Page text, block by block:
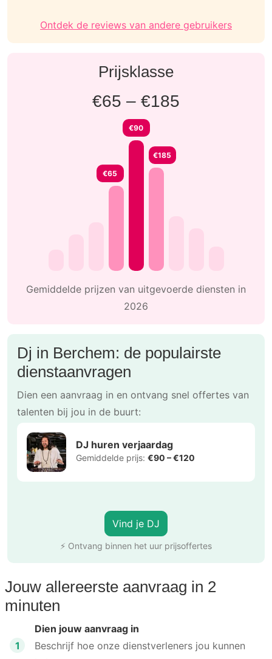
Ontdek de reviews van andere gebruikers
Prijsklasse
€65 – €185
€65
€90
€185
Gemiddelde prijzen van uitgevoerde diensten in
2026
Dj in Berchem: de populairste
dienstaanvragen
Dien een aanvraag in en ontvang snel offertes van
talenten bij jou in de buurt:
DJ huren verjaardag
Gemiddelde prijs: €90 – €120
Vind je DJ
⚡ Ontvang binnen het uur prijsoffertes
Jouw allereerste aanvraag in 2
minuten
1
Dien jouw aanvraag in
Beschrijf hoe onze dienstverleners jou kunnen